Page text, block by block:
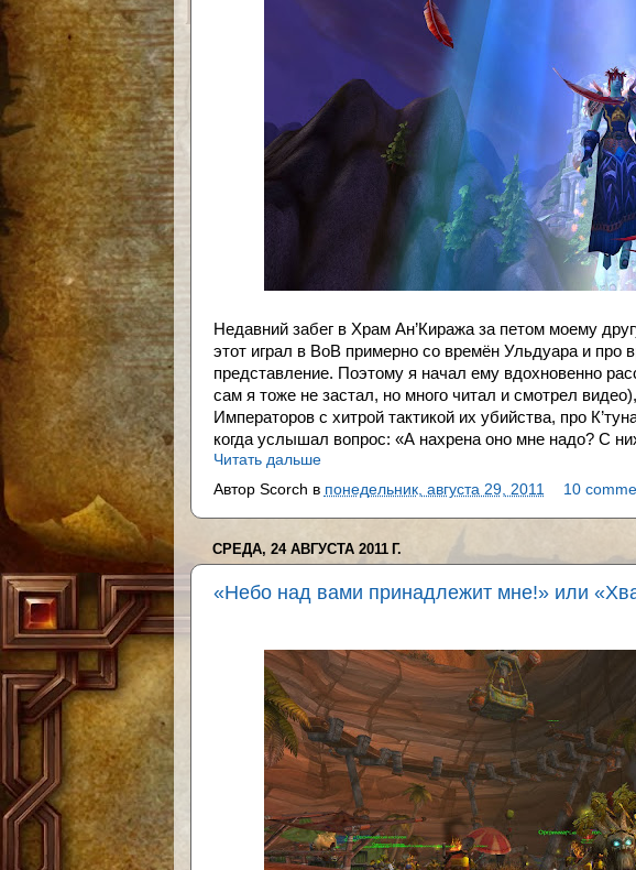
Недавний забег в Храм Ан’Киража за петом моему
этот играл в ВоВ примерно со времён Ульдуара и
представление. Поэтому я начал ему вдохновенно
сам я тоже не застал, но много читал и смотрел
Императоров с хитрой тактикой их убийства, про
когда услышал вопрос: «А нахрена оно мне надо? С
Читать дальше
Автор Scorch в понедельник, августа 29, 2011 10
СРЕДА, 24 АВГУСТА 2011 Г.
«Небо над вами принадлежит мне!» или